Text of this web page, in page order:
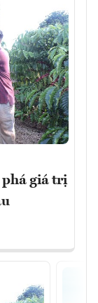
phá giá trị